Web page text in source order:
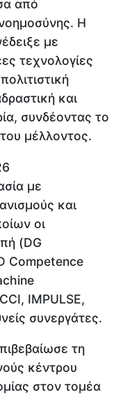
από
Η
με
τεχνολογίες
και
συνδέοντας το
μέλλοντος.
με
και
οι
(DG
Competence
IMPULSE,
συνεργάτες.
τη
κέντρου
στον τομέα